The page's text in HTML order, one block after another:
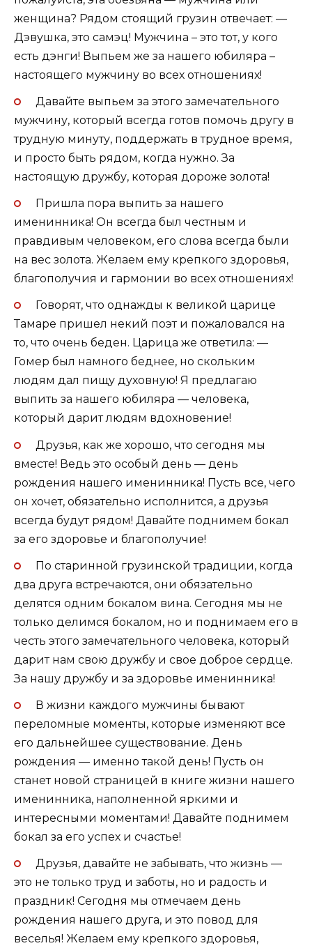
женщина? Рядом стоящий грузин отвечает: —
Дэвушка, это самэц! Мужчина – это тот, у кого
есть дэнги! Выпьем же за нашего юбиляра –
настоящего мужчину во всех отношениях!
Давайте выпьем за этого замечательного
мужчину, который всегда готов помочь другу в
трудную минуту, поддержать в трудное время,
и просто быть рядом, когда нужно. За
настоящую дружбу, которая дороже золота!
Пришла пора выпить за нашего
именинника! Он всегда был честным и
правдивым человеком, его слова всегда были
на вес золота. Желаем ему крепкого здоровья,
благополучия и гармонии во всех отношениях!
Говорят, что однажды к великой царице
Тамаре пришел некий поэт и пожаловался на
то, что очень беден. Царица же ответила: —
Гомер был намного беднее, но скольким
людям дал пищу духовную! Я предлагаю
выпить за нашего юбиляра — человека,
который дарит людям вдохновение!
Друзья, как же хорошо, что сегодня мы
вместе! Ведь это особый день — день
рождения нашего именинника! Пусть все, чего
он хочет, обязательно исполнится, а друзья
всегда будут рядом! Давайте поднимем бокал
за его здоровье и благополучие!
По старинной грузинской традиции, когда
два друга встречаются, они обязательно
делятся одним бокалом вина. Сегодня мы не
только делимся бокалом, но и поднимаем его в
честь этого замечательного человека, который
дарит нам свою дружбу и свое доброе сердце.
За нашу дружбу и за здоровье именинника!
В жизни каждого мужчины бывают
переломные моменты, которые изменяют все
его дальнейшее существование. День
рождения — именно такой день! Пусть он
станет новой страницей в книге жизни нашего
именинника, наполненной яркими и
интересными моментами! Давайте поднимем
бокал за его успех и счастье!
Друзья, давайте не забывать, что жизнь —
это не только труд и заботы, но и радость и
праздник! Сегодня мы отмечаем день
рождения нашего друга, и это повод для
веселья! Желаем ему крепкого здоровья,